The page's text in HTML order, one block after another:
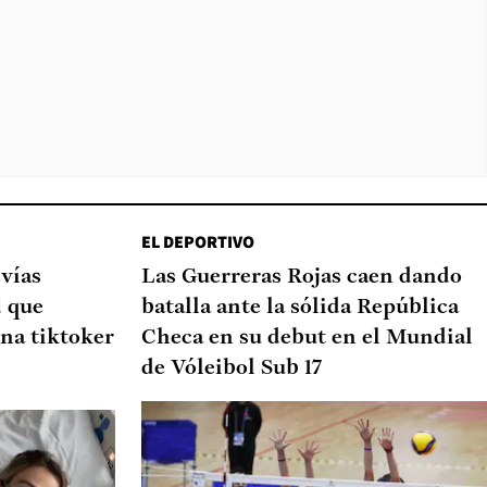
que
tiktoker
EL DEPORTIVO
Las Guerreras Rojas caen dando
batalla ante la sólida República
Checa en su debut en el Mundial
de Vóleibol Sub 17